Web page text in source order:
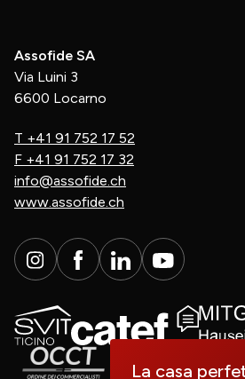
La casa
Assofide SA
Via Luini 3
6600 Locarno
T +41 91 752 17 52
F +41 91 752 17 32
info@assofide.ch
www.assofide.ch